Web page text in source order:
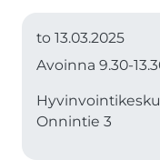
to 13.03.2025
Avoinna 9.30-
Onnintie 3